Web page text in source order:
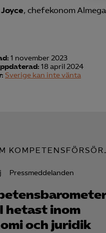
, chefekonom Almega
1 november 2023
18 april 2024
Sverige kan inte vänta
Pressmeddelanden
och juridik